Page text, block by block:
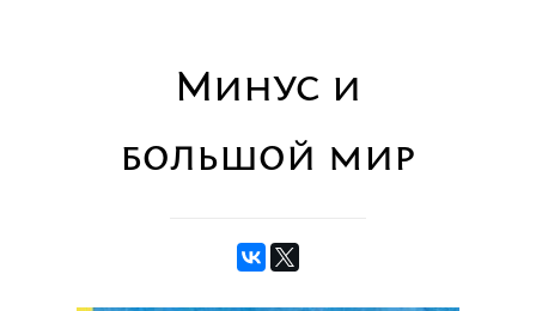
Минус и
большой мир